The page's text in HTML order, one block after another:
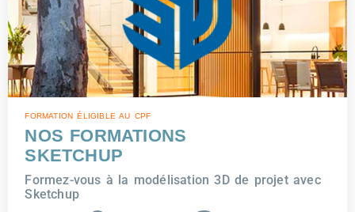
FORMATION ÉLIGIBLE AU CPF
NOS FORMATIONS
SKETCHUP
Formez-vous à la modélisation 3D de projet avec
Sketchup